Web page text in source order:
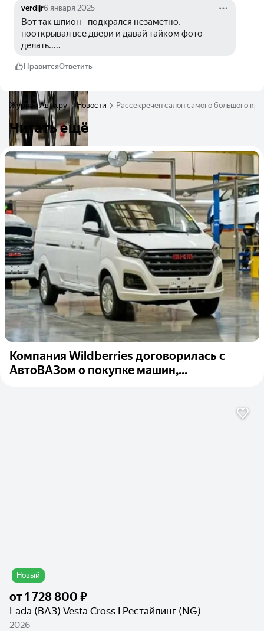
verdijr6 января 2025
Вот так шпион - подкрался незаметно,
пооткрывал все двери и давай тайком фото
делать.....
НравитсяОтветить
Журнал Авто.ру Новости Рассекречен салон самого большого
Читать ещё
Компания Wildberries договорилась с
АвтоВАЗом о покупке машин,...
Новый
от1 728 800 ₽
Lada (ВАЗ) Vesta Cross I Рестайлинг (NG)
2026